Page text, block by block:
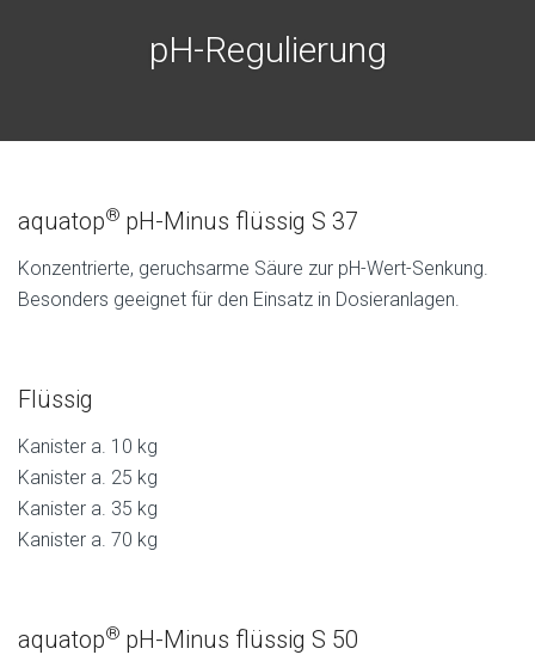
pH-Regulierung
aquatop® pH-Minus flüssig S 37
Konzentrierte, geruchsarme Säure zur pH-Wert-Senkung.
Besonders geeignet für den Einsatz in Dosieranlagen.
Flüssig
Kanister a. 10 kg
Kanister a. 25 kg
Kanister a. 35 kg
Kanister a. 70 kg
aquatop® pH-Minus flüssig S 50